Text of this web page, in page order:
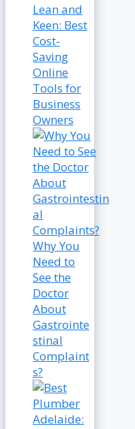
Lean and
Keen: Best
Cost-
Saving
Online
Tools for
Business
Owners
Why You
Need to
See the
Doctor
About
Gastrointe
stinal
Complaint
s?